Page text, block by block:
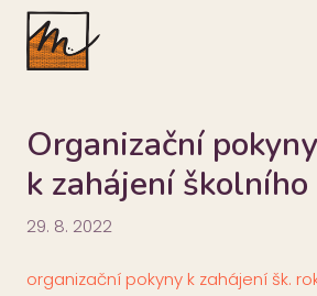
Organizační pokyny
k zahájení školního
29. 8. 2022
organizační pokyny k zahájení šk.